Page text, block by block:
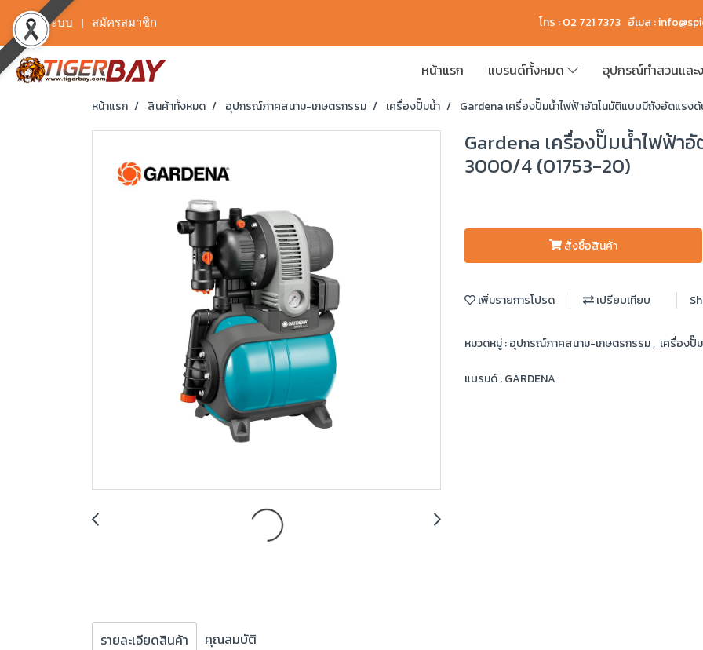
เข้าสู่ระบบ สมัครสมาชิก โทร : 02 721 7373 อีเมล :
หน้าแรก แบรนด์ทั้งหมด อุปกรณ์ทำสวนและ
หน้าแรก สินค้าทั้งหมด อุปกรณ์ภาคสนาม-เกษตรกรรม เครื่องปั๊มน้ำ Gardena เครื่องปั๊มน้ำไฟฟ้าอัตโนมัติแบบมีถังอัดแร
Gardena เครื่องปั๊มน้ำไฟฟ้
3000/4 (01753-20)
สั่งซื้อสินค้า
เพิ่มรายการโปรด เปรียบเทียบ
หมวดหมู่ :อุปกรณ์ภาคสนาม-เกษตรกรรม, เครื่องปั๊
แบรนด์ :GARDENA
รายละเอียดสินค้า คุณสมบัติ